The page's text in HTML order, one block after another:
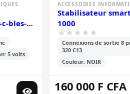
bles-
5 volts
ACCESSOIRES
Stabilisateur smart-ups
1000
Connexions de sortie 8
320 C13
Couleur: NOIR
160 000 F CFA